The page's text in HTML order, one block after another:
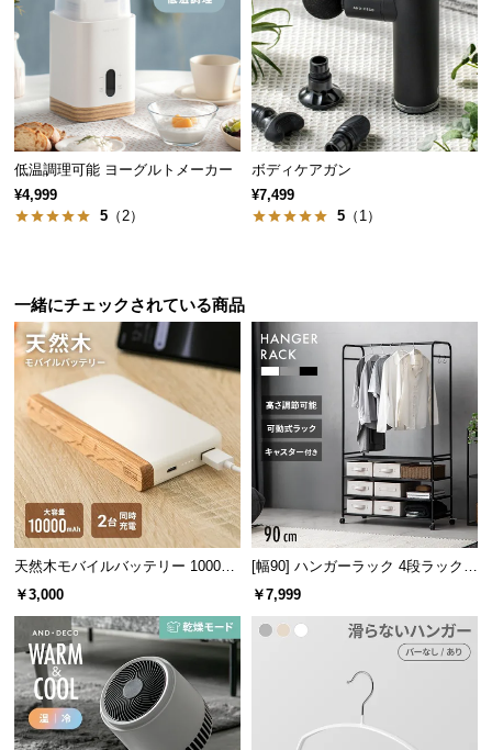
ル
に
つ
い
て
つ
い
て
会
員
規
約
に
つ
い
て
お
客
様
サ
低温調理可能 ヨーグルトメーカー
¥4,999
5 （2）
ボディケアガン
¥7,499
5 （1）
一緒にチェックされている商品
天然木モバイルバッテリー 10000m
Ah USB-C/USB-A 2台同時充電対応
￥3,000
[幅90] ハンガーラック 4段ラック収
納 キャスター付き
￥7,999